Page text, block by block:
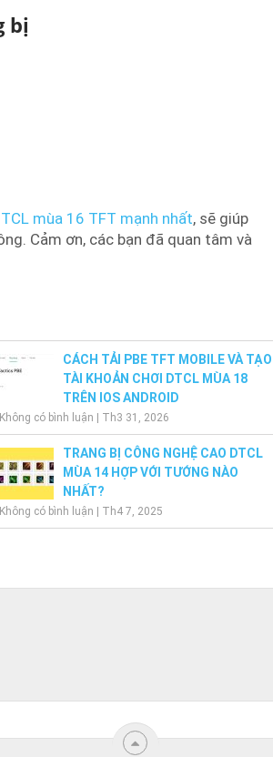
bị
mùa 16 TFT mạnh nhất, sẽ giúp
Cảm ơn, các bạn đã quan tâm và
CÁCH TẢI PBE TFT MOBILE VÀ TẠO
TÀI KHOẢN CHƠI DTCL MÙA 18
TRÊN IOS ANDROID
Không có bình luận Th3 31, 2026
TRANG BỊ CÔNG NGHỆ CAO DTCL
MÙA 14 HỢP VỚI TƯỚNG NÀO
NHẤT?
Không có bình luận Th4 7, 2025